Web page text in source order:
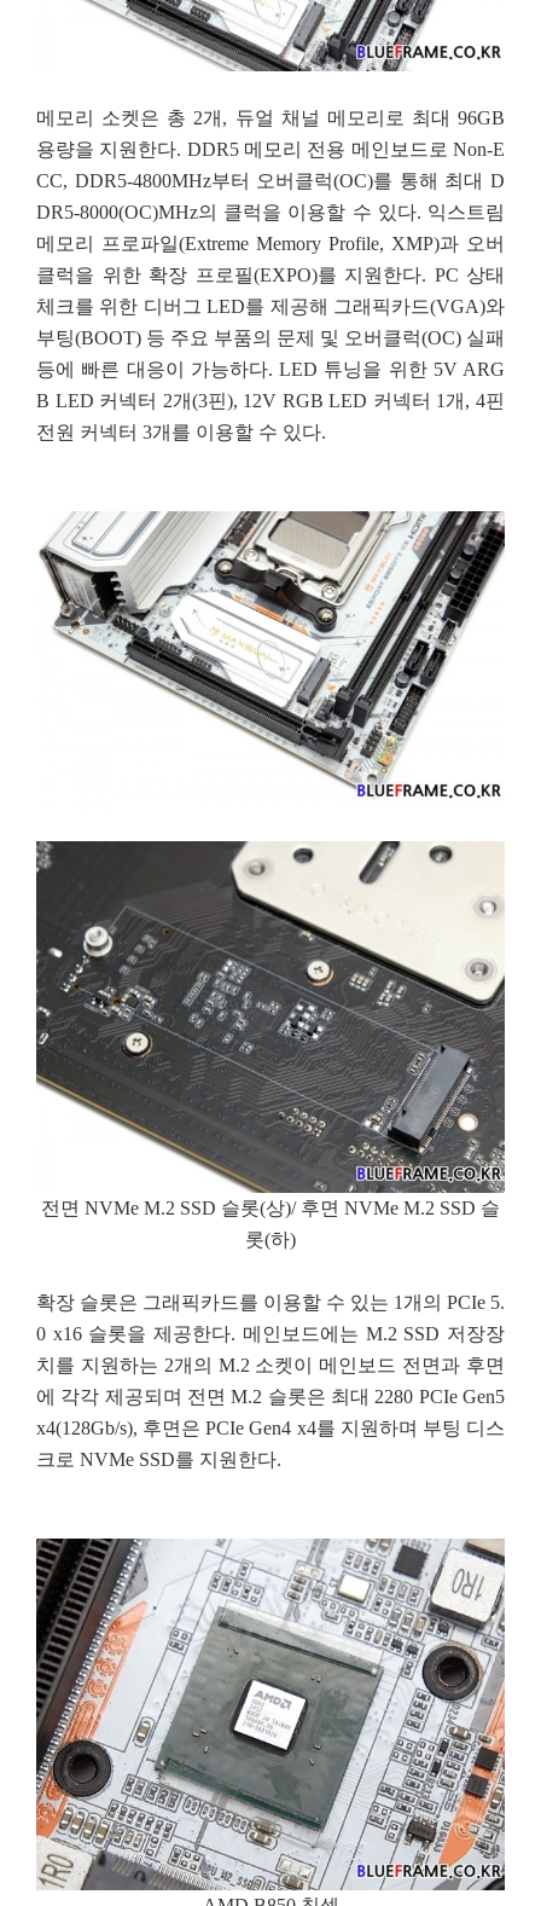
메모리 소켓은 총 2개, 듀얼 채널 메모리로 최대 96GB
용량을 지원한다. DDR5 메모리 전용 메인보드로 Non-E
CC, DDR5-4800MHz부터 오버클럭(OC)를 통해 최대 D
DR5-8000(OC)MHz의 클럭을 이용할 수 있다. 익스트림
메모리 프로파일(Extreme Memory Profile, XMP)과 오버
클럭을 위한 확장 프로필(EXPO)를 지원한다. PC 상태
체크를 위한 디버그 LED를 제공해 그래픽카드(VGA)와
부팅(BOOT) 등 주요 부품의 문제 및 오버클럭(OC) 실패
등에 빠른 대응이 가능하다. LED 튜닝을 위한 5V ARG
B LED 커넥터 2개(3핀), 12V RGB LED 커넥터 1개, 4핀
전원 커넥터 3개를 이용할 수 있다.
전면 NVMe M.2 SSD 슬롯(상)/ 후면 NVMe M.2 SSD 슬
롯(하)
확장 슬롯은 그래픽카드를 이용할 수 있는 1개의 PCIe 5.
0 x16 슬롯을 제공한다. 메인보드에는 M.2 SSD 저장장
치를 지원하는 2개의 M.2 소켓이 메인보드 전면과 후면
에 각각 제공되며 전면 M.2 슬롯은 최대 2280 PCIe Gen5
x4(128Gb/s), 후면은 PCIe Gen4 x4를 지원하며 부팅 디스
크로 NVMe SSD를 지원한다.